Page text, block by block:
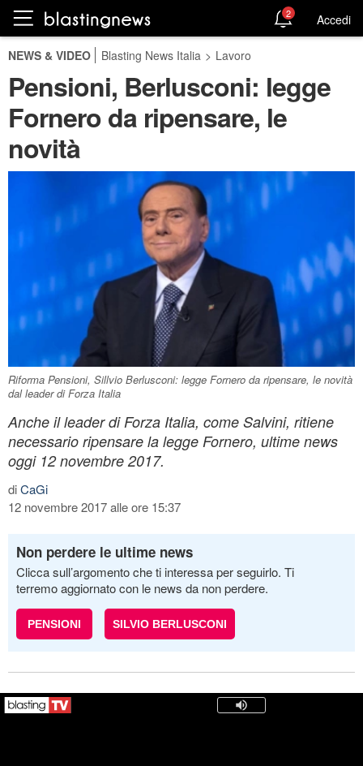
2 Accedi
NEWS & VIDEO Blasting News Italia > Lavoro
Pensioni, Berlusconi: legge
Fornero da ripensare, le
novità
Riforma Pensioni, Sillvio Berlusconi: legge Fornero da ripensare, le novità
dal leader di Forza Italia
Anche il leader di Forza Italia, come Salvini, ritiene
necessario ripensare la legge Fornero, ultime news
oggi 12 novembre 2017.
diCaGi
12 novembre 2017 alle ore 15:37
Non perdere le ultime news
Clicca sull’argomento che ti interessa per seguirlo. Ti
terremo aggiornato con le news da non perdere.
PENSIONI SILVIO BERLUSCONI